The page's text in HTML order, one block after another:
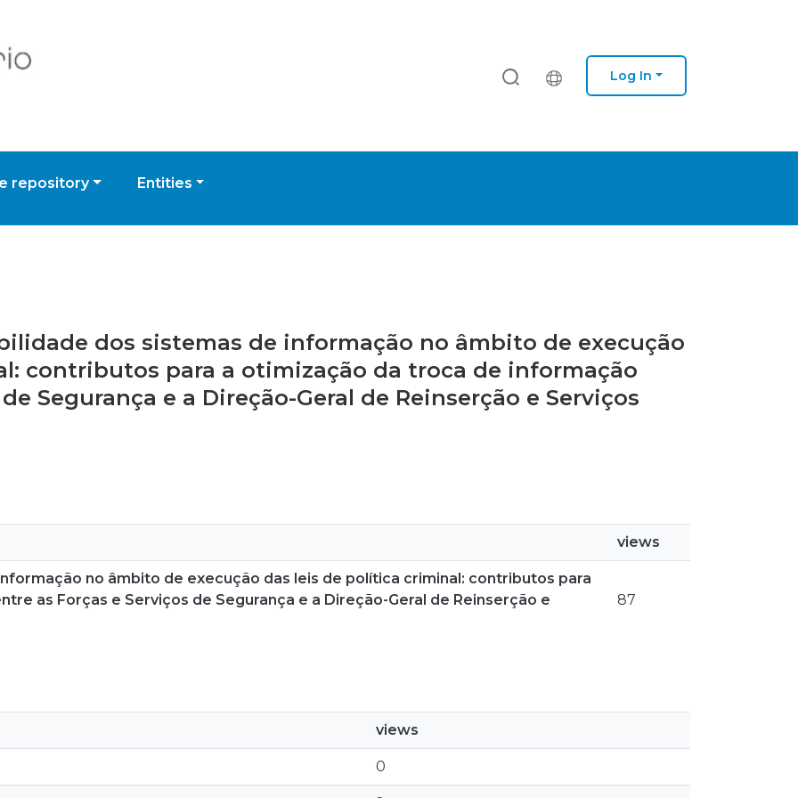
Log In
repository Entities
dos sistemas de informação no âmbito de execução
contributos para a otimização da troca de informação
Segurança e a Direção-Geral de Reinserção e Serviços
views
no âmbito de execução das leis de política criminal: contributos para
as Forças e Serviços de Segurança e a Direção-Geral de Reinserção e
87
views
0